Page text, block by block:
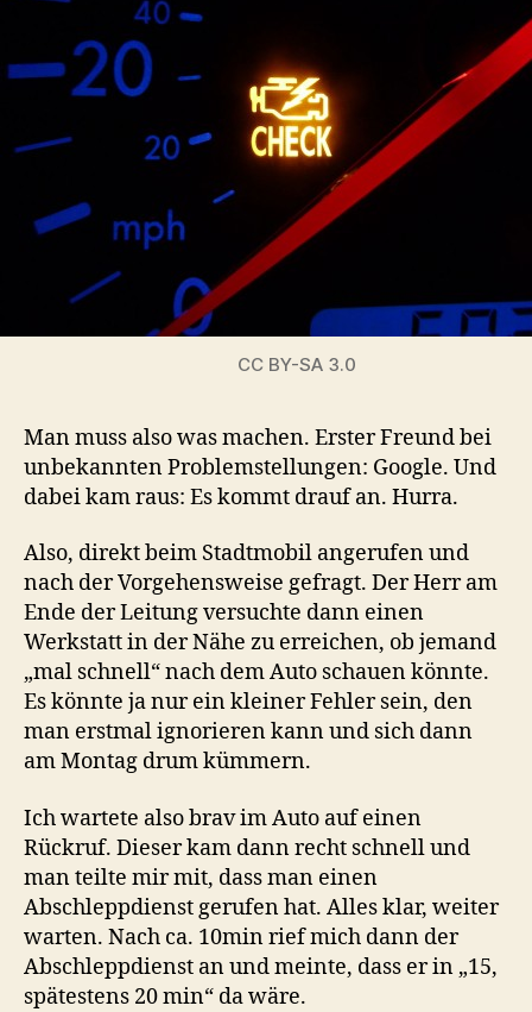
CC BY-SA 3.0
Man muss also was machen. Erster Freund bei
unbekannten Problemstellungen: Google. Und
dabei kam raus: Es kommt drauf an. Hurra.
Also, direkt beim Stadtmobil angerufen und
nach der Vorgehensweise gefragt. Der Herr am
Ende der Leitung versuchte dann einen
Werkstatt in der Nähe zu erreichen, ob jemand
„mal schnell“ nach dem Auto schauen könnte.
Es könnte ja nur ein kleiner Fehler sein, den
man erstmal ignorieren kann und sich dann
am Montag drum kümmern.
Ich wartete also brav im Auto auf einen
Rückruf. Dieser kam dann recht schnell und
man teilte mir mit, dass man einen
Abschleppdienst gerufen hat. Alles klar, weiter
warten. Nach ca. 10min rief mich dann der
Abschleppdienst an und meinte, dass er in „15,
spätestens 20 min“ da wäre.